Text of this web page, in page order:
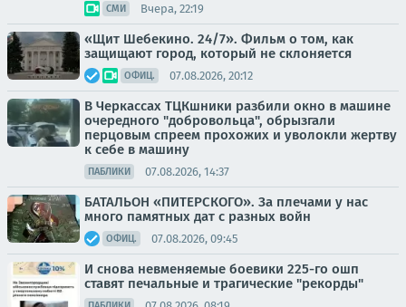
СМИ Вчера, 22:19
«Щит Шебекино. 24/7». Фильм о том, как
защищают город, который не склоняется
ОФИЦ. 07.08.2026, 20:12
В Черкассах ТЦКшники разбили окно в машине
очередного "добровольца", обрызгали
перцовым спреем прохожих и уволокли жертву
к себе в машину
ПАБЛИКИ 07.08.2026, 14:37
БАТАЛЬОН «ПИТЕРСКОГО». За плечами у нас
много памятных дат с разных войн
ОФИЦ. 07.08.2026, 09:45
И снова невменяемые боевики 225-го ошп
ставят печальные и трагические "рекорды"